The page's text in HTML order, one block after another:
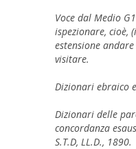
Voce dal Medio
ispezionare, cioè,
estensione
visitare.
Dizionari ebraico
Dizionari delle
concordanza
S.T.D, LL.D., 1890.